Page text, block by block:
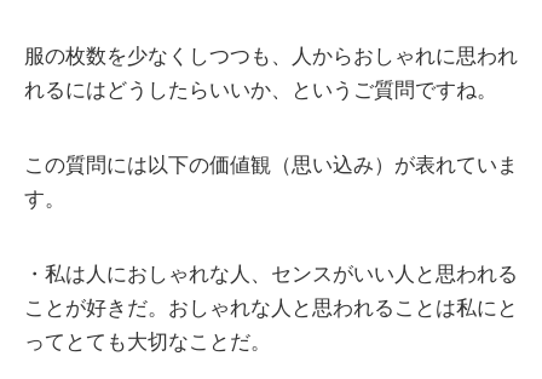
服の枚数を少なくしつつも、人からおしゃれに思われ
れるにはどうしたらいいか、というご質問ですね。
この質問には以下の価値観（思い込み）が表れていま
す。
・私は人におしゃれな人、センスがいい人と思われる
ことが好きだ。おしゃれな人と思われることは私にと
ってとても大切なことだ。